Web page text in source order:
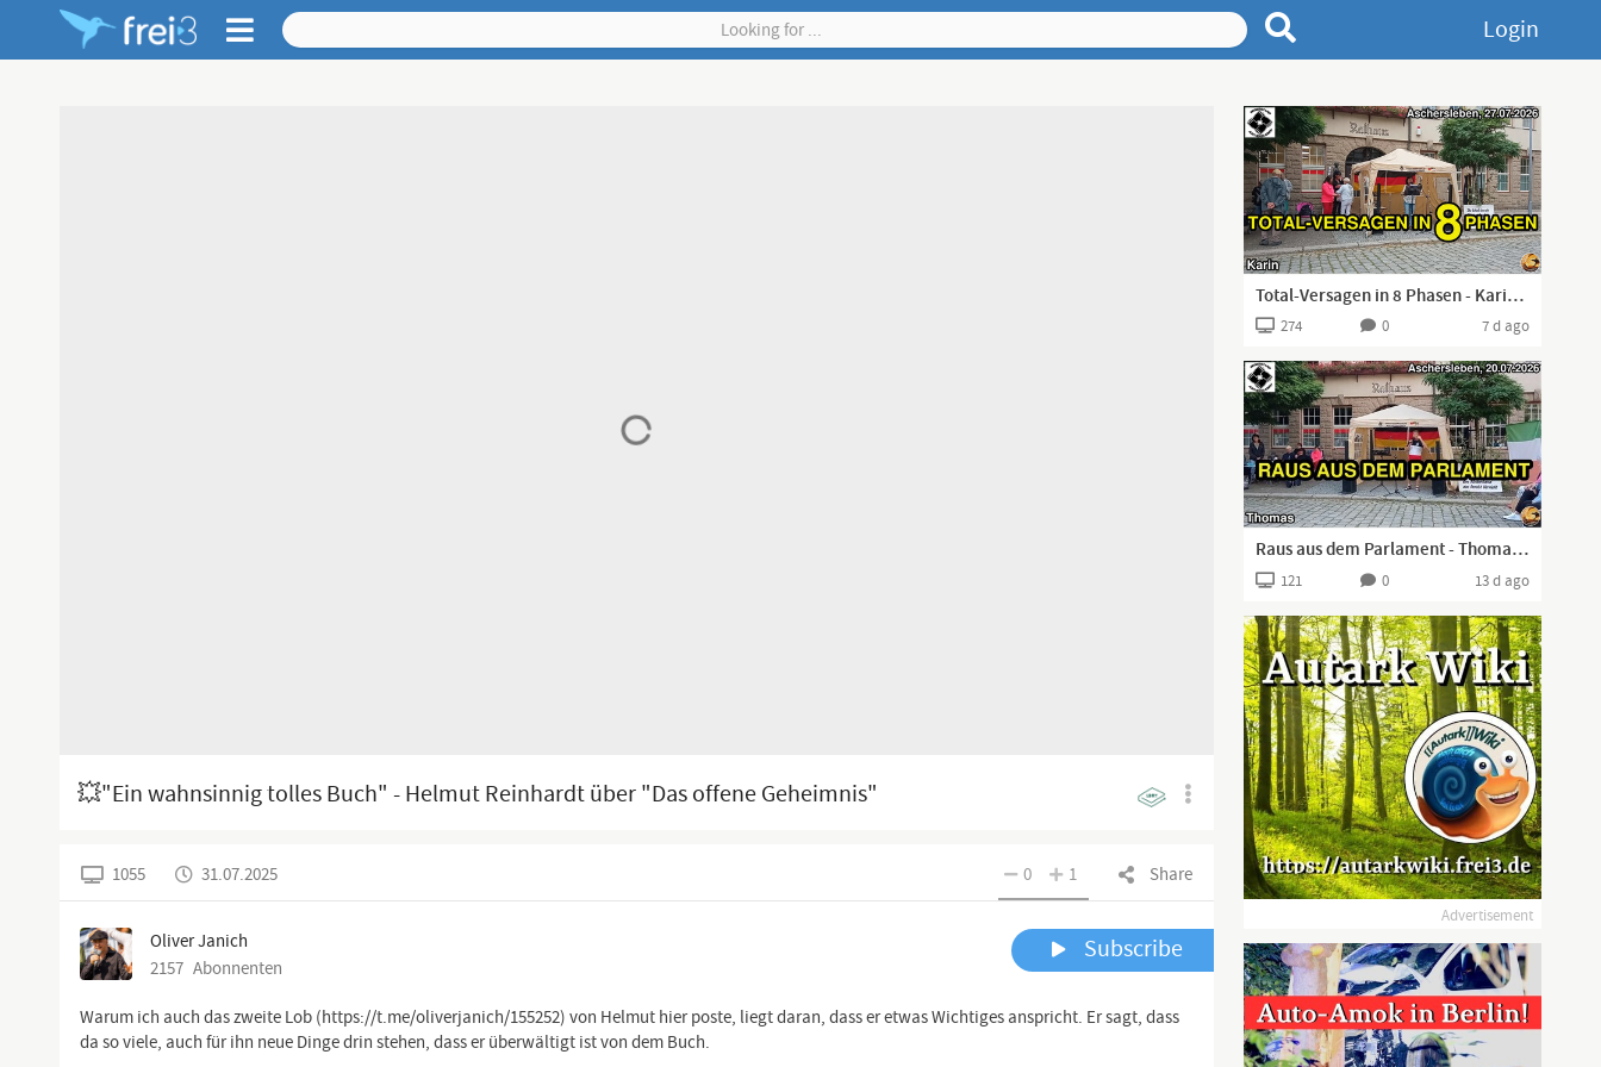
Login
💥"Ein wahnsinnig tolles Buch" - Helmut Reinhardt über "Das offene Geheimnis"
Share
0 1
1055 31.07.2025
Oliver Janich
2157 Abonnenten
Subscribe
Warum ich auch das zweite Lob (https://t.me/oliverjanich/155252) von Helmut hier poste, liegt daran, dass er etwas Wichtiges anspricht. Er sagt, dass
da so viele, auch für ihn neue Dinge drin stehen, dass er überwältigt ist von dem Buch.
Total-Versagen in 8 Phasen - Karin I Aschersleben, 27.07.2026 I
274 0 7 d ago
Raus aus dem Parlament - Thomas I Aschersleben, 20.07.2026 I
121 0 13 d ago
Advertisement